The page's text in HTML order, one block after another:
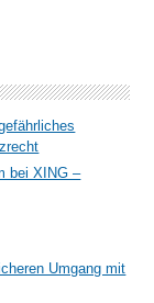
bei XING –
Umgang mit